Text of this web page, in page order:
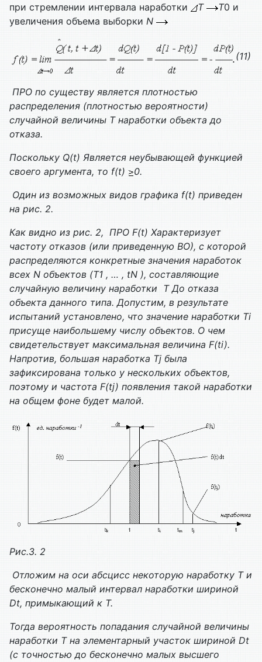
при стремлении интервала наработки
T T0 и
увеличения объема выборки N
(11)
ПРО по существу является плотностью
распределения (плотностью вероятности)
случайной величины Tнаработки объекта до
отказа.
Поскольку Q(t) Является неубывающей функцией
своего аргумента, то f(t) 0.
Один из возможных видов графика f(t) приведен
на рис. 2.
Как видно из рис. 2, ПРО F(t) Характеризует
частоту отказов (или приведенную ВО), с которой
распределяются конкретные значения наработок
всех N объектов (T1 , … , tN ), составляющие
случайную величину наработки T До отказа
объекта данного типа. Допустим, в результате
испытаний установлено, что значение наработки Ti
присуще наибольшему числу объектов. О чем
свидетельствует максимальная величина F(ti).
Напротив, большая наработка Tj была
зафиксирована только у нескольких объектов,
поэтому и частота F(tj) появления такой наработки
на общем фоне будет малой.
Рис.3. 2
Отложим на оси абсцисс некоторую наработку Tи
бесконечно малый интервал наработки шириной
Dt, примыкающий к T.
Тогда вероятность попадания случайной величины
наработки Tна элементарный участок шириной Dt
(с точностью до бесконечно малых высшего